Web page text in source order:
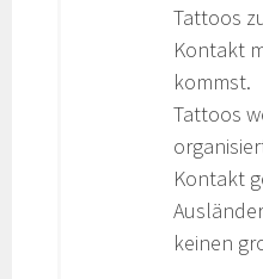
Tattoos
Kontakt
kommst.
Tattoos
Kontakt
keinen